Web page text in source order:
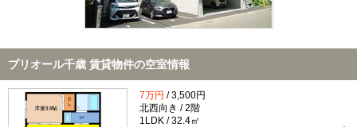
プリオール千歳 賃貸物件の空室情報
7万円 / 3,500円
北西向き / 2階
1LDK / 32.4㎡